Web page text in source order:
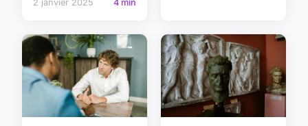
2 janvier 2025 4 min